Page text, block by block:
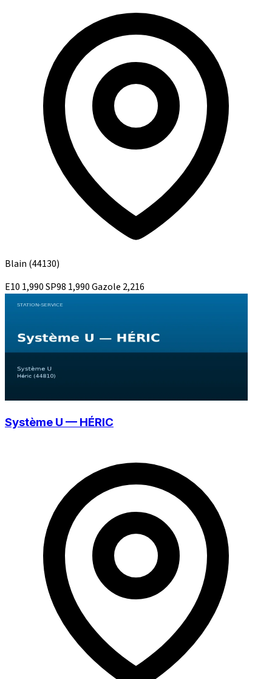
Blain (44130)
E10 1,990SP98 1,990Gazole 2,216
Système U — HÉRIC